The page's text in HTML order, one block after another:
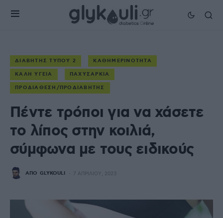
ΔΙΑΒΉΤΗΣ ΤΎΠΟΥ 2 ΚΑΘΗΜΕΡΙΝΌΤΗΤΑ
ΚΑΛΉ ΥΓΕΊΑ ΠΑΧΥΣΑΡΚΊΑ
ΠΡΟΔΙΆΘΕΣΗ/ΠΡΟΔΙΑΒΉΤΗΣ
Πέντε τρόποι για να χάσετε
το λίπος στην κοιλιά,
σύμφωνα με τους ειδικούς
ΑΠΌ GLYKOULI 7 ΑΠΡΙΛΊΟΥ, 2023